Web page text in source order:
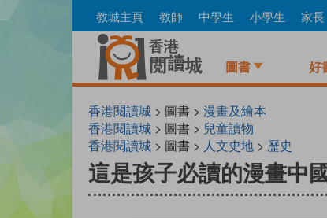
to
教城主頁 教師 中學生 小學生 家長
圖書 好
香港閱讀城> 圖書 > 漫畫及繪本
香港閱讀城> 圖書 > 兒童讀物
香港閱讀城> 圖書 > 人文史地> 歷史
這是孩子必讀的漫畫中